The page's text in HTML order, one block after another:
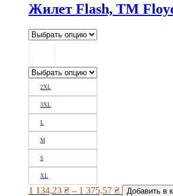
Жилет Flash, TM
2XL
3XL
L
M
S
XL
1 134,23 ₴ – 1 375,57 ₴ Добавить в